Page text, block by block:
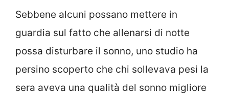
Sebbene alcuni possano mettere in
guardia sul fatto che allenarsi di notte
possa disturbare il sonno, uno studio ha
persino scoperto che chi sollevava pesi la
sera aveva una qualità del sonno migliore